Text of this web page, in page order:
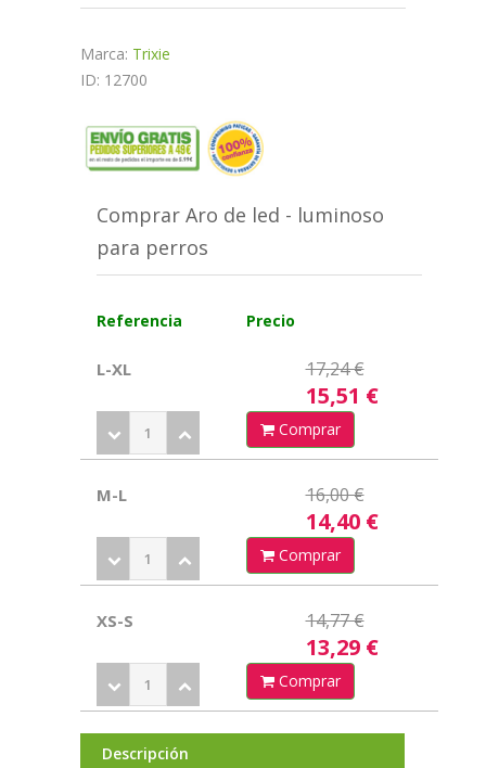
Marca: Trixie
ID: 12700
Comprar Aro de led - luminoso
para perros
Referencia Precio
L-XL 17,24 €
15,51 €
Comprar
M-L 16,00 €
14,40 €
Comprar
XS-S 14,77 €
13,29 €
Comprar
Descripción